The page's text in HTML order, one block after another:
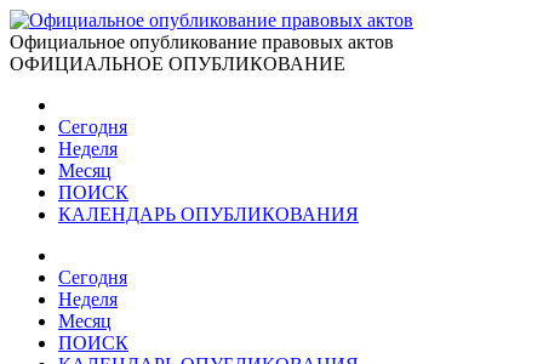
Официальное опубликование правовых актов
ОФИЦИАЛЬНОЕ ОПУБЛИКОВАНИЕ
Сегодня
Неделя
Месяц
ПОИСК
КАЛЕНДАРЬ ОПУБЛИКОВАНИЯ
Сегодня
Неделя
Месяц
ПОИСК